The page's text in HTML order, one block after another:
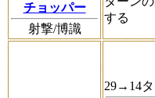
チョッパー
射撃/博識
する
29→14